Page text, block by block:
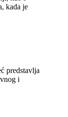
kada je
predstavlja
i